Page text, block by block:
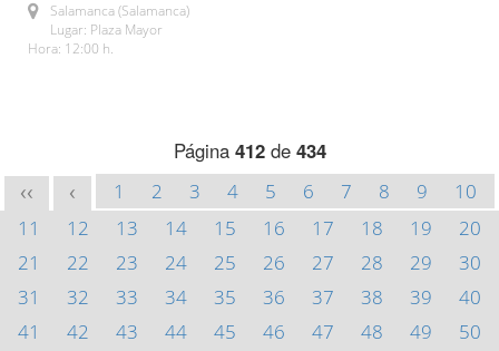
Salamanca (Salamanca)
Lugar: Plaza Mayor
Hora: 12:00 h.
Página 412de 434
<< < 1 2 3 4 5 6 7 8 9
10
11
12 13 14 15 16 17 18 19
20
21
22 23 24 25 26 27 28 29
30
31
32 33 34 35 36 37 38 39
40
41
42 43 44 45 46 47 48 49
50